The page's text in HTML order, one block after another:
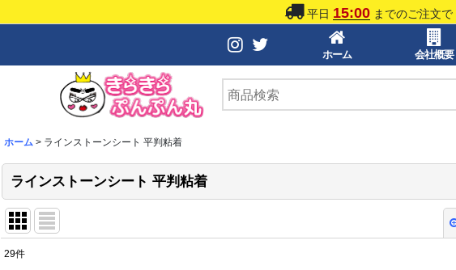
平日 15:00までのご注文で
ホーム 会社概要
ホーム > ラインストーンシート 平判粘着
ラインストーンシート 平判粘着
29件